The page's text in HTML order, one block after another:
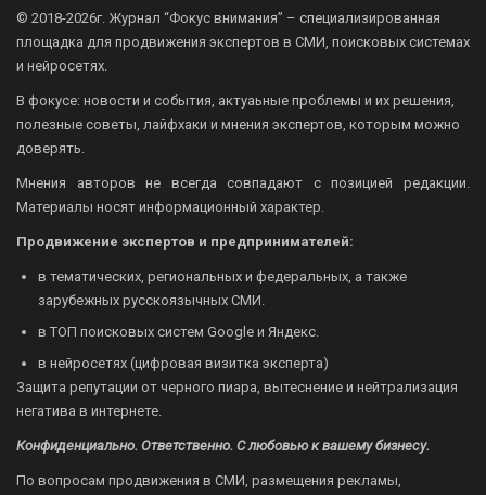
© 2018-2026г. Журнал “Фокус внимания” – специализированная
площадка для продвижения экспертов в СМИ, поисковых системах
и нейросетях.
В фокусе: новости и события, актуаьные проблемы и их решения,
полезные советы, лайфхаки и мнения экспертов, которым можно
доверять.
Мнения авторов не всегда совпадают с позицией редакции.
Материалы носят информационный характер.
Продвижение экспертов и предпринимателей:
в тематических, региональных и федеральных, а также
зарубежных русскоязычных СМИ.
в ТОП поисковых систем Google и Яндекс.
в нейросетях (цифровая визитка эксперта)
Защита репутации от черного пиара, вытеснение и нейтрализация
негатива в интернете.
Конфиденциально. Ответственно. С любовью к вашему бизнесу.
По вопросам продвижения в СМИ, размещения рекламы,